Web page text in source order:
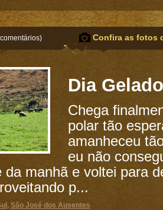
) Confira as fotos
Dia Gelado
Chega
polar tão
amanheceu
eu não
da manhã e voltei para
p...
, São José dos Ausentes